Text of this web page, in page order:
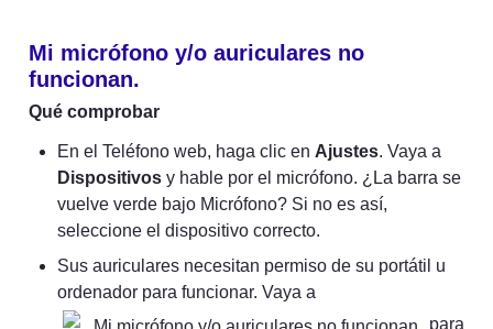
Mi micrófono y/o auriculares no
funcionan.
Qué comprobar
En el Teléfono web, haga clic en Ajustes
Dispositivos y hable por el micrófono. ¿La barra se
vuelve verde bajo Micrófono? Si no es así,
seleccione el dispositivo correcto.
Sus auriculares necesitan permiso de su portátil u
ordenador para funcionar. Vaya a
para